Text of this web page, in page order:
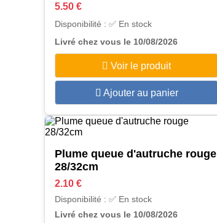
5.50 €
Disponibilité : ✅ En stock
Livré chez vous le 10/08/2026
Voir le produit
Ajouter au panier
Plume queue d'autruche rouge
28/32cm
2.10 €
Disponibilité : ✅ En stock
Livré chez vous le 10/08/2026